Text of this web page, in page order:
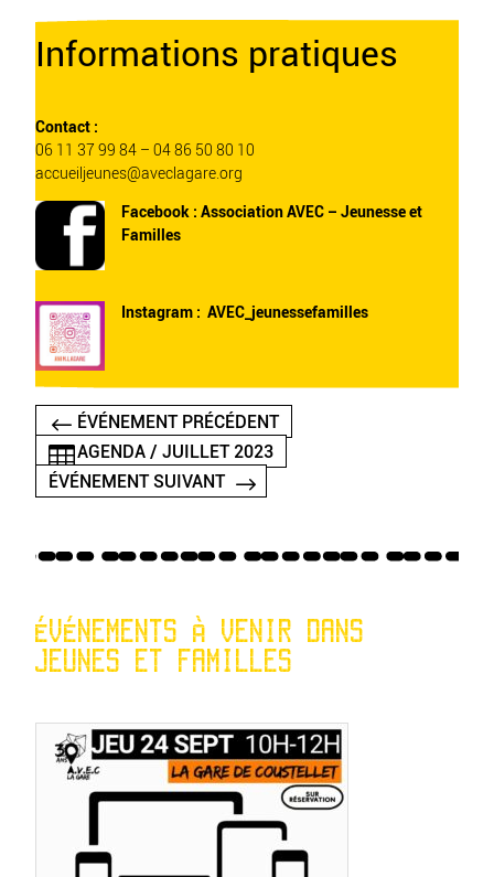
Informations pratiques
Contact :
06 11 37 99 84 – 04 86 50 80 10
accueiljeunes@aveclagare.org
Facebook : Association AVEC – Jeunesse et
Familles
Instagram : AVEC_jeunessefamilles
ÉVÉNEMENT PRÉCÉDENT
AGENDA / JUILLET 2023
ÉVÉNEMENT SUIVANT
ÉVÉNEMENTS À VENIR DANS
JEUNES ET FAMILLES